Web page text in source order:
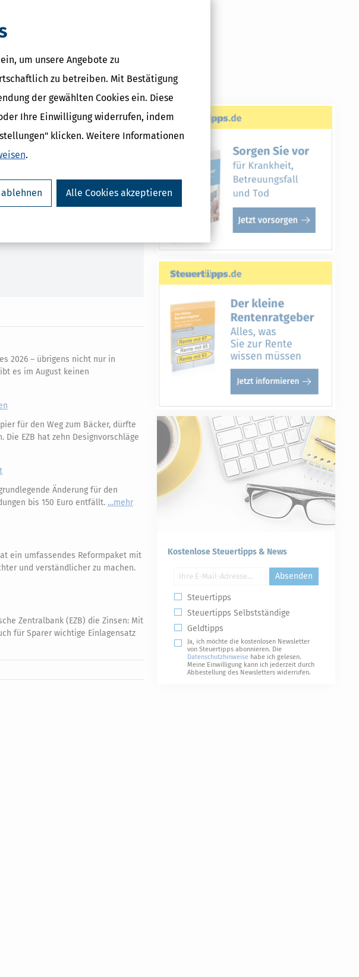
um unsere Angebote zu
zu betreiben. Mit Bestätigung
der gewählten Cookies ein. Diese
Ihre Einwilligung widerrufen, indem
klicken. Weitere Informationen
.
Alle Cookies akzeptieren
Verwaltungsakt mit
zurückgenommen
und die zu viel geleistete
2026 – übrigens nicht nur in
es im August keinen
für den Weg zum Bäcker, dürfte
EZB hat zehn Designvorschläge
Änderung für den
bis 150 Euro entfällt.
mehr
ein umfassendes Reformpaket mit
und verständlicher zu machen.
Zentralbank (EZB) die Zinsen: Mit
für Sparer wichtige Einlagensatz
Kostenlose Steuertipps & News
Absenden
Steuertipps
Steuertipps Selbstständige
Geldtipps
Ja, ich möchte die kostenlosen Newsletter
von Steuertipps abonnieren. Die
Datenschutzhinweise habe ich gelesen.
Meine Einwilligung kann ich jederzeit durch
Abbestellung des Newsletters widerrufen.